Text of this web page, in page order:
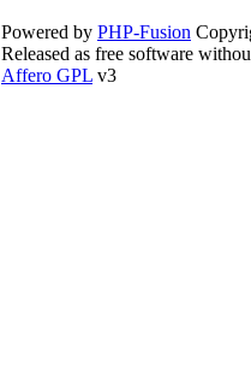
Powered by PHP-Fusion
Released as free software
Affero GPL v3